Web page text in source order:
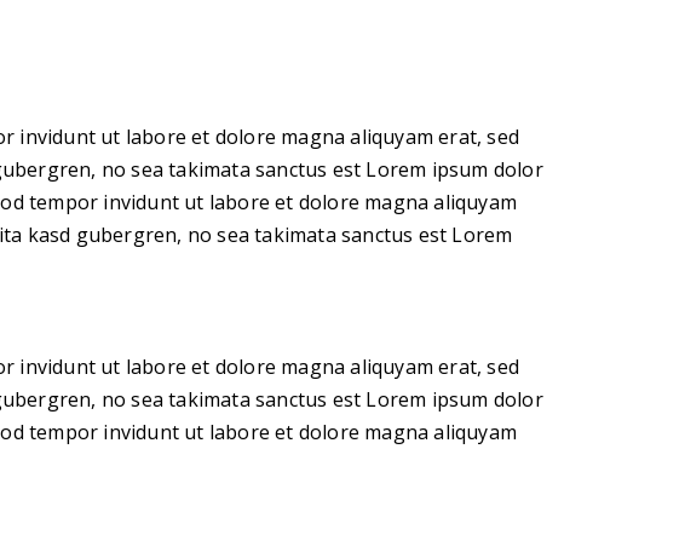
invidunt ut labore et dolore magna aliquyam erat, sed
no sea takimata sanctus est Lorem ipsum dolor
tempor invidunt ut labore et dolore magna aliquyam
kasd gubergren, no sea takimata sanctus est Lorem
invidunt ut labore et dolore magna aliquyam erat, sed
no sea takimata sanctus est Lorem ipsum dolor
tempor invidunt ut labore et dolore magna aliquyam